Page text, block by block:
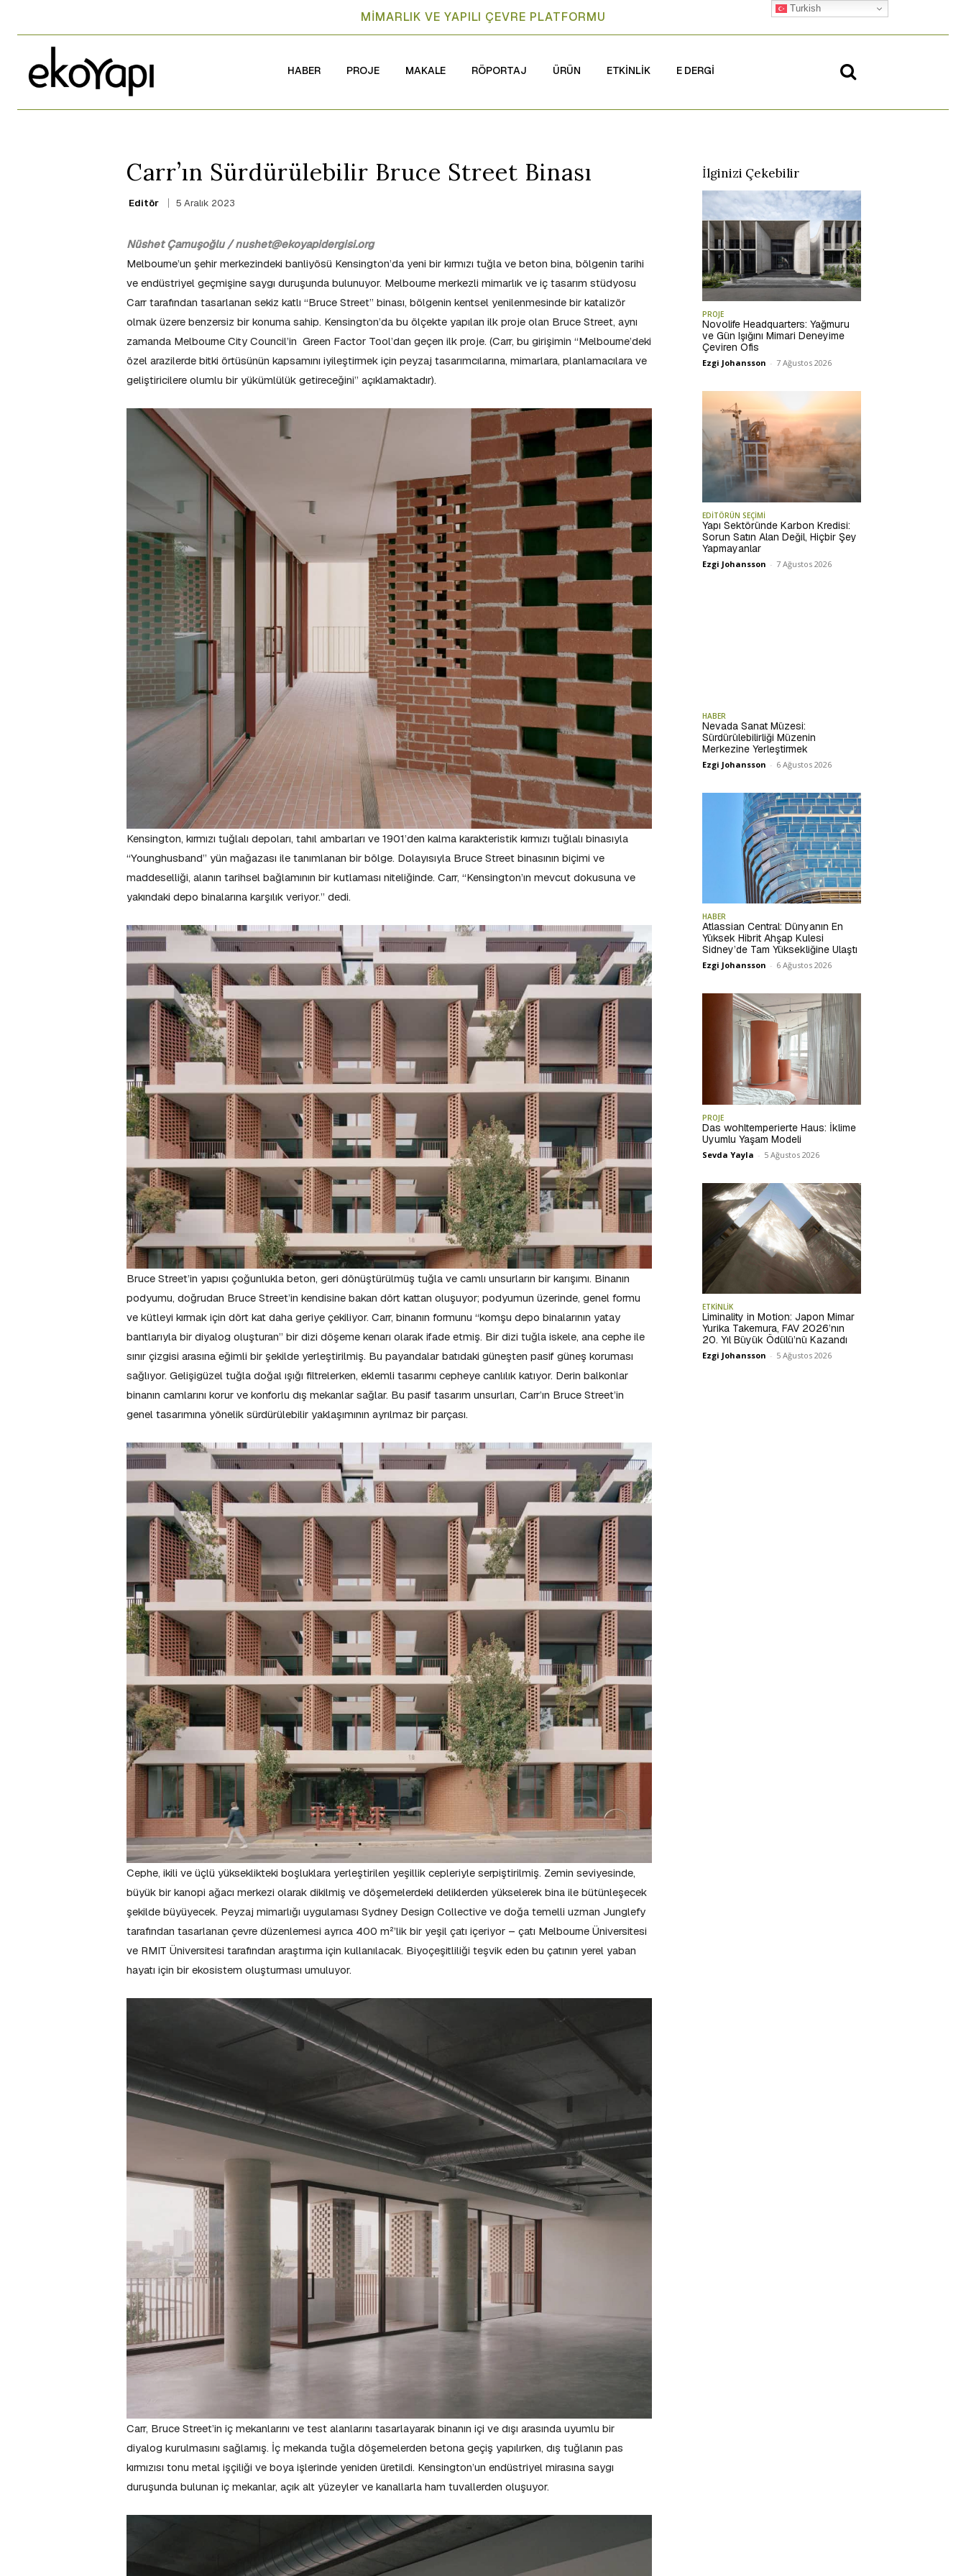
MİMARLIK VE YAPILI ÇEVRE PLATFORMU
HABER PROJE MAKALE RÖPORTAJ ÜRÜN ETKİNLİK E DERGİ
Carr’ın Sürdürülebilir Bruce Street Binası
Editör 5 Aralık 2023
Nüshet Çamuşoğlu / nushet@ekoyapidergisi.org
Melbourne’un şehir merkezindeki banliyösü Kensington’da yeni bir kırmızı tuğla ve beton bina, bölgenin tarihi
ve endüstriyel geçmişine saygı duruşunda bulunuyor. Melbourne merkezli mimarlık ve iç tasarım stüdyosu
Carr tarafından tasarlanan sekiz katlı “Bruce Street” binası, bölgenin kentsel yenilenmesinde bir katalizör
olmak üzere benzersiz bir konuma sahip. Kensington’da bu ölçekte yapılan ilk proje olan Bruce Street, aynı
zamanda Melbourne City Council’in Green Factor Tool’dan geçen ilk proje. (Carr, bu girişimin “Melbourne’deki
özel arazilerde bitki örtüsünün kapsamını iyileştirmek için peyzaj tasarımcılarına, mimarlara, planlamacılara ve
geliştiricilere olumlu bir yükümlülük getireceğini” açıklamaktadır).
Kensington, kırmızı tuğlalı depoları, tahıl ambarları ve 1901’den kalma karakteristik kırmızı tuğlalı binasıyla
“Younghusband” yün mağazası ile tanımlanan bir bölge. Dolayısıyla Bruce Street binasının biçimi ve
maddeselliği, alanın tarihsel bağlamının bir kutlaması niteliğinde. Carr, “Kensington’ın mevcut dokusuna ve
yakındaki depo binalarına karşılık veriyor.” dedi.
Bruce Street’in yapısı çoğunlukla beton, geri dönüştürülmüş tuğla ve camlı unsurların bir karışımı. Binanın
podyumu, doğrudan Bruce Street’in kendisine bakan dört kattan oluşuyor; podyumun üzerinde, genel formu
ve kütleyi kırmak için dört kat daha geriye çekiliyor. Carr, binanın formunu “komşu depo binalarının yatay
bantlarıyla bir diyalog oluşturan” bir dizi döşeme kenarı olarak ifade etmiş. Bir dizi tuğla iskele, ana cephe ile
sınır çizgisi arasına eğimli bir şekilde yerleştirilmiş. Bu payandalar batıdaki güneşten pasif güneş koruması
sağlıyor. Gelişigüzel tuğla doğal ışığı filtrelerken, eklemli tasarımı cepheye canlılık katıyor. Derin balkonlar
binanın camlarını korur ve konforlu dış mekanlar sağlar. Bu pasif tasarım unsurları, Carr’ın Bruce Street’in
genel tasarımına yönelik sürdürülebilir yaklaşımının ayrılmaz bir parçası.
Cephe, ikili ve üçlü yükseklikteki boşluklara yerleştirilen yeşillik cepleriyle serpiştirilmiş. Zemin seviyesinde,
büyük bir kanopi ağacı merkezi olarak dikilmiş ve döşemelerdeki deliklerden yükselerek bina ile bütünleşecek
şekilde büyüyecek. Peyzaj mimarlığı uygulaması Sydney Design Collective ve doğa temelli uzman Junglefy
tarafından tasarlanan çevre düzenlemesi ayrıca 400 m²’lik bir yeşil çatı içeriyor – çatı Melbourne Üniversitesi
ve RMIT Üniversitesi tarafından araştırma için kullanılacak. Biyoçeşitliliği teşvik eden bu çatının yerel yaban
hayatı için bir ekosistem oluşturması umuluyor.
Carr, Bruce Street’in iç mekanlarını ve test alanlarını tasarlayarak binanın içi ve dışı arasında uyumlu bir
diyalog kurulmasını sağlamış. İç mekanda tuğla döşemelerden betona geçiş yapılırken, dış tuğlanın pas
kırmızısı tonu metal işçiliği ve boya işlerinde yeniden üretildi. Kensington’un endüstriyel mirasına saygı
duruşunda bulunan iç mekanlar, açık alt yüzeyler ve kanallarla ham tuvallerden oluşuyor.
İlginizi Çekebilir
PROJE
Novolife Headquarters: Yağmuru
ve Gün Işığını Mimari Deneyime
Çeviren Ofis
Ezgi Johansson - 7 Ağustos 2026
EDİTÖRÜN SEÇİMİ
Yapı Sektöründe Karbon Kredisi:
Sorun Satın Alan Değil, Hiçbir Şey
Yapmayanlar
Ezgi Johansson - 7 Ağustos 2026
HABER
Nevada Sanat Müzesi:
Sürdürülebilirliği Müzenin
Merkezine Yerleştirmek
Ezgi Johansson - 6 Ağustos 2026
HABER
Atlassian Central: Dünyanın En
Yüksek Hibrit Ahşap Kulesi
Sidney’de Tam Yüksekliğine Ulaştı
Ezgi Johansson - 6 Ağustos 2026
PROJE
Das wohltemperierte Haus: İklime
Uyumlu Yaşam Modeli
Sevda Yayla - 5 Ağustos 2026
ETKİNLİK
Liminality in Motion: Japon Mimar
Yurika Takemura, FAV 2026’nın
20. Yıl Büyük Ödülü’nü Kazandı
Ezgi Johansson - 5 Ağustos 2026
Turkish